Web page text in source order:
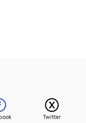
Twitter